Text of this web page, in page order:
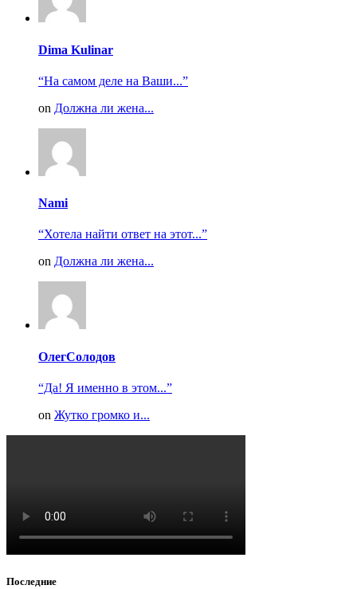
Dima Kulinar
“На самом деле на Ваши...”
on Должна ли жена...
Nami
“Хотела найти ответ на этот...”
on Должна ли жена...
ОлегСолодов
“Да! Я именно в этом...”
on Жутко громко и...
Последние